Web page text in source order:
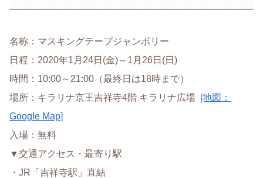
名称：マスキングテープジャンボリー
日程：2020年1月24日(金)～1月26日(日)
時間：10:00～21:00（最終日は18時まで）
場所：キラリナ京王吉祥寺4階 キラリナ広場 [地図：
Google Map]
入場：無料
▼交通アクセス・最寄り駅
・JR「吉祥寺駅」直結